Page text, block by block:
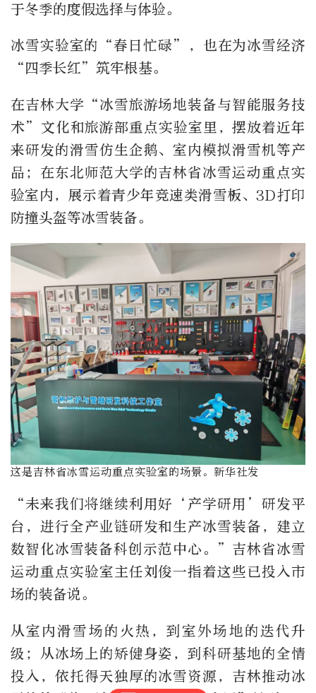
于冬季的度假选择与体验。
冰雪实验室的“春日忙碌”，也在为冰雪经济
“四季长红”筑牢根基。
在吉林大学“冰雪旅游场地装备与智能服务技
术”文化和旅游部重点实验室里，摆放着近年
来研发的滑雪仿生企鹅、室内模拟滑雪机等产
品；在东北师范大学的吉林省冰雪运动重点实
验室内，展示着青少年竞速类滑雪板、3D打印
防撞头盔等冰雪装备。
这是吉林省冰雪运动重点实验室的场景。新华社发
“未来我们将继续利用好‘产学研用’研发平
台，进行全产业链研发和生产冰雪装备，建立
数智化冰雪装备科创示范中心。”吉林省冰雪
运动重点实验室主任刘俊一指着这些已投入市
场的装备说。
从室内滑雪场的火热，到室外场地的迭代升
级；从冰场上的矫健身姿，到科研基地的全情
投入，依托得天独厚的冰雪资源，吉林推动冰